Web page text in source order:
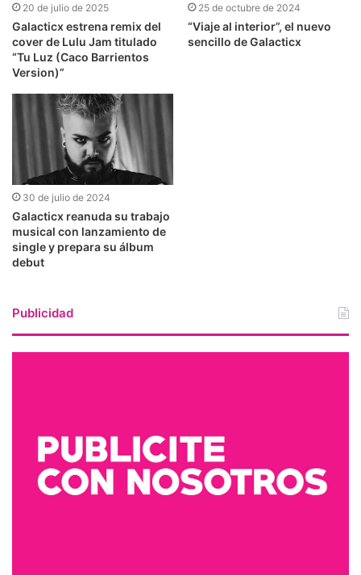
20 de julio de 2025
Galacticx estrena remix del
cover de Lulu Jam titulado
“Tu Luz (Caco Barrientos
Version)”
25 de octubre de 2024
“Viaje al interior”, el nuevo
sencillo de Galacticx
30 de julio de 2024
Galacticx reanuda su trabajo
musical con lanzamiento de
single y prepara su álbum
debut
Publicidad